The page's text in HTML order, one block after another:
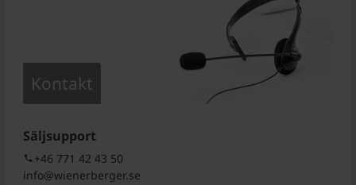
Kontakt
Säljsupport
+46 771 42 43 50
info@wienerberger.se